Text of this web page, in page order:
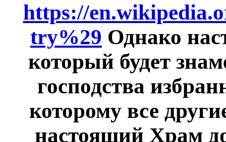
https://
try%29 Однако
который будет
господства
которому все
настоящий Храм